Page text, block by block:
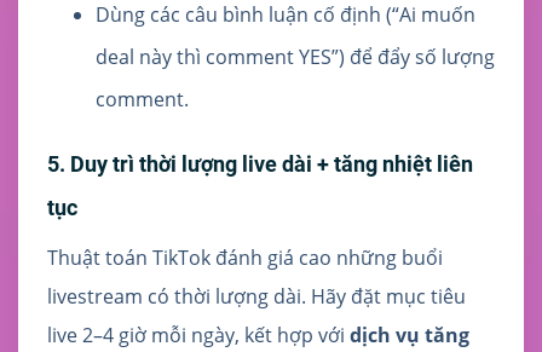
Dùng các câu bình luận cố định (“Ai muốn
deal này thì comment YES”) để đẩy số lượng
comment.
5. Duy trì thời lượng live dài + tăng nhiệt liên
tục
Thuật toán TikTok đánh giá cao những buổi
livestream có thời lượng dài. Hãy đặt mục tiêu
live 2–4 giờ mỗi ngày, kết hợp với dịch vụ tăng